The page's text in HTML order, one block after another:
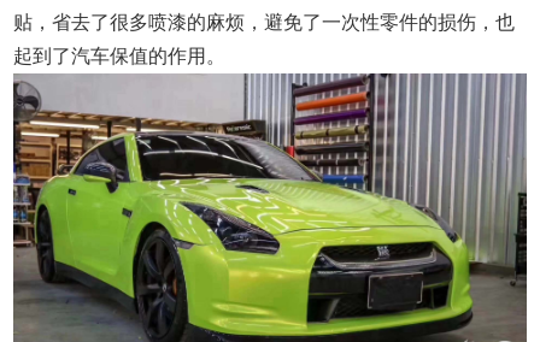
贴，省去了很多喷漆的麻烦，避免了一次性零件的损伤，也
起到了汽车保值的作用。